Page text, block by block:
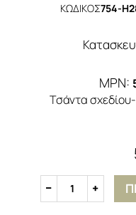
ΚΩΔΙΚΟΣ754-
MPN:
Τσάντα
1